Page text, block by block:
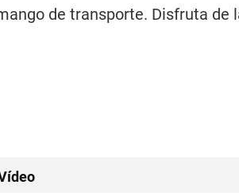
de transporte. Disfruta de